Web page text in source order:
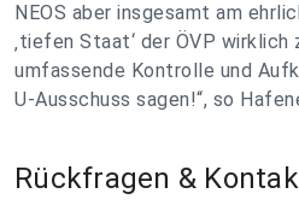
NEOS aber insgesamt am
‚tiefen Staat‘ der ÖVP wirklich
umfassende Kontrolle und
U-Ausschuss sagen!“, so
Rückfragen &